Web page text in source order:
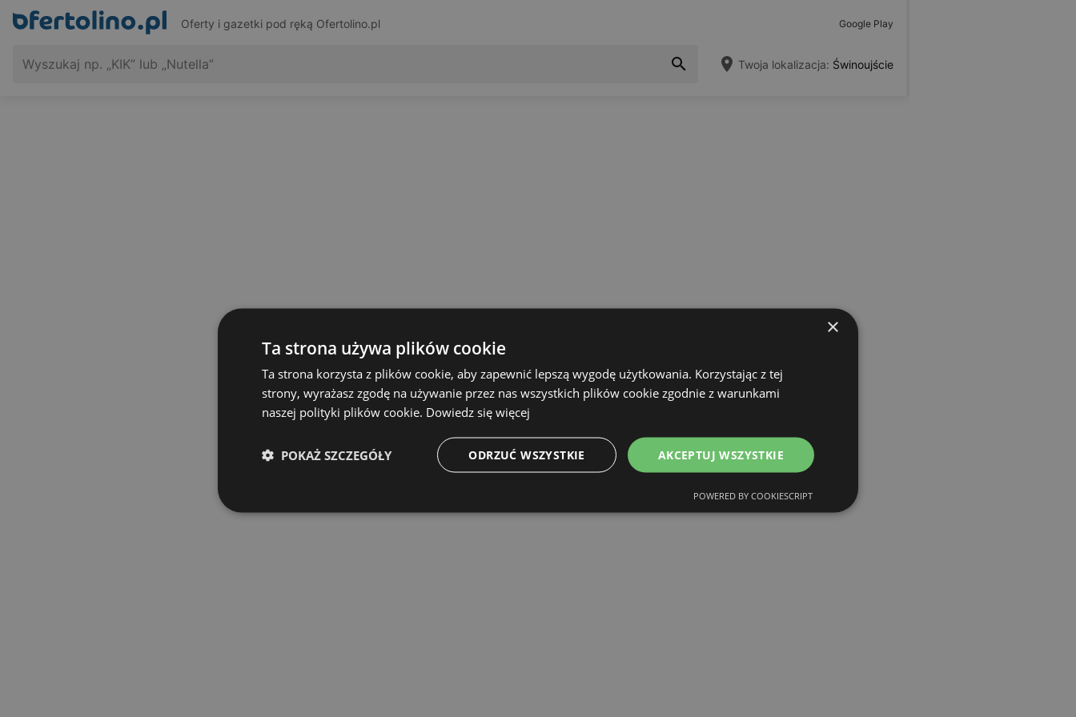
Oferty i gazetki pod ręką Ofertolino.pl Google Play
Twoja lokalizacja: Świnoujście
×
Ta strona używa plików cookie
Ta strona korzysta z plików cookie, aby zapewnić lepszą wygodę użytkowania. Korzystając z tej
strony, wyrażasz zgodę na używanie przez nas wszystkich plików cookie zgodnie z warunkami
naszej polityki plików cookie. Dowiedz się więcej
AKCEPTUJ WSZYSTKIE
ODRZUĆ WSZYSTKIE
POKAŻ SZCZEGÓŁY
POWERED BY COOKIESCRIPT